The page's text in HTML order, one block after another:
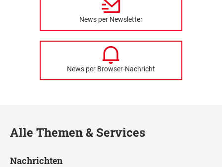
News per Newsletter
News per Browser-Nachricht
Alle Themen & Services
Nachrichten